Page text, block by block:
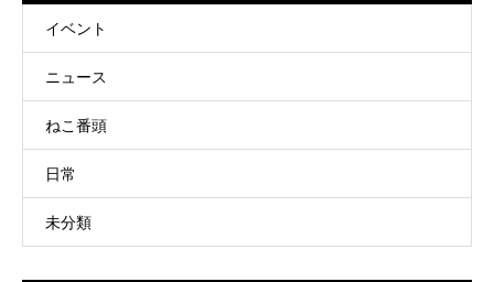
イベント
ニュース
ねこ番頭
日常
未分類